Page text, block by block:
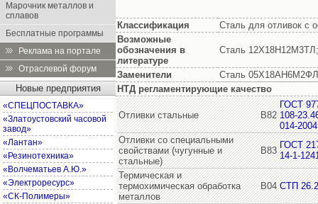
Марочник металлов и
сплавов
Бесплатные программы
Реклама на портале
Отраслевой форум
Новые предприятия
«СПЕЦПОСТАВКА»
«Златоустовский часовой
завод»
«Лантан»
«Резинотехника»
«Волчематьев А.Ю.»
«Электроресурс»
«СК-Полимеры»
Классификация
Сталь для отливок с
Возможные
обозначения в
литературе
Сталь
Заменители
Сталь 05Х18АН6М2ФЛ
НТД регламентирующие качество
Отливки стальные В82
ГОСТ
108-
014-2004
Отливки со специальными
свойствами (чугунные и
стальные)
В83
ГОСТ
14-1-
Термическая и
термохимическая обработка
металлов
В04 СТП